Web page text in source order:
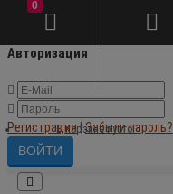
Авторизация
Регистрация|Забыли пароль?
0
В корзине пусто!